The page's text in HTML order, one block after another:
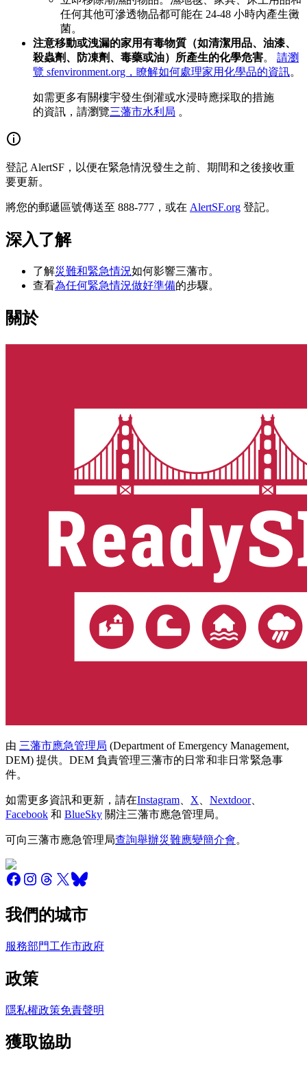
任何其他可滲透物品都可能在 24-48 小時內產生黴
菌。
注意移動或洩漏的家用有毒物質（如清潔用品、油漆、
殺蟲劑、防凍劑、毒藥或油）所產生的化學危害。 請瀏
覽 sfenvironment.org，瞭解如何處理家用化學品的資訊。
如需更多有關樓宇發生倒灌或水浸時應採取的措施
的資訊，請瀏覽三藩市水利局 。
登記 AlertSF，以便在緊急情況發生之前、期間和之後接收重
要更新。
將您的郵遞區號傳送至 888-777，或在 AlertSF.org 登記。
深入了解
了解災難和緊急情況如何影響三藩市。
查看為任何緊急情況做好準備的步驟。
關於
由 三藩市應急管理局 (Department of Emergency Management,
DEM) 提供。DEM 負責管理三藩市的日常和非日常緊急事
件。
如需更多資訊和更新，請在Instagram X Nextdoor、
Facebook 和 BlueSky 關注三藩市應急管理局。
可向三藩市應急管理局查詢舉辦災難應變簡介會。
我們的城市
服務部門工作市政府
政策
隱私權政策免責聲明
獲取協助